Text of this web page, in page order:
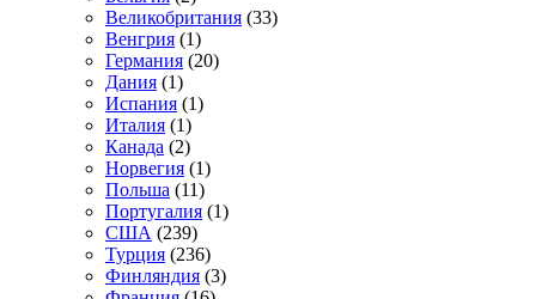
Великобритания (33)
Венгрия (1)
Германия (20)
Дания (1)
Испания (1)
Италия (1)
Канада (2)
Норвегия (1)
Польша (11)
Португалия (1)
США (239)
Турция (236)
Финляндия (3)